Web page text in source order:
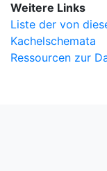
Weitere Links
Liste der von
Kachelschemata
Ressourcen zur